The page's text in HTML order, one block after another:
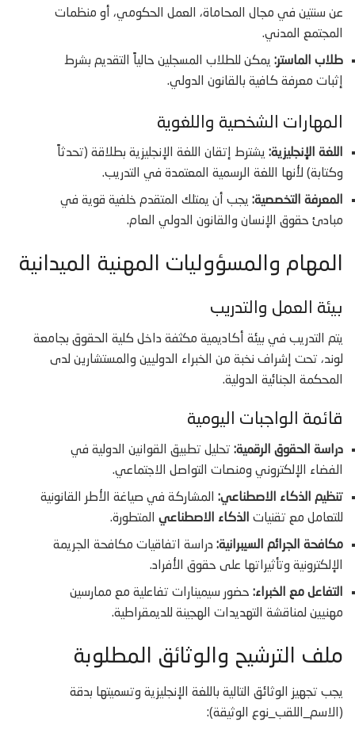
عن سنتين في مجال المحاماة، العمل الحكومي، أو منظمات
المجتمع المدني.
طلاب الماستر: يمكن للطلاب المسجلين حالياً التقديم بشرط
إثبات معرفة كافية بالقانون الدولي.
المهارات الشخصية واللغوية
اللغة الإنجليزية: يشترط إتقان اللغة الإنجليزية بطلاقة (تحدثاً
وكتابة) لأنها اللغة الرسمية المعتمدة في التدريب.
المعرفة التخصصية: يجب أن يمتلك المتقدم خلفية قوية في
مبادئ حقوق الإنسان والقانون الدولي العام.
المهام والمسؤوليات المهنية الميدانية
بيئة العمل والتدريب
يتم التدريب في بيئة أكاديمية مكثفة داخل كلية الحقوق بجامعة
لوند، تحت إشراف نخبة من الخبراء الدوليين والمستشارين لدى
المحكمة الجنائية الدولية.
قائمة الواجبات اليومية
دراسة الحقوق الرقمية: تحليل تطبيق القوانين الدولية في
الفضاء الإلكتروني ومنصات التواصل الاجتماعي.
تنظيم الذكاء الاصطناعي: المشاركة في صياغة الأطر القانونية
للتعامل مع تقنيات الذكاء الاصطناعي المتطورة.
مكافحة الجرائم السيبرانية: دراسة اتفاقيات مكافحة الجريمة
الإلكترونية وتأثيراتها على حقوق الأفراد.
التفاعل مع الخبراء: حضور سيمينارات تفاعلية مع ممارسين
مهنيين لمناقشة التهديدات الهجينة للديمقراطية.
ملف الترشيح والوثائق المطلوبة
يجب تجهيز الوثائق التالية باللغة الإنجليزية وتسميتها بدقة
(الاسم_اللقب_نوع الوثيقة):